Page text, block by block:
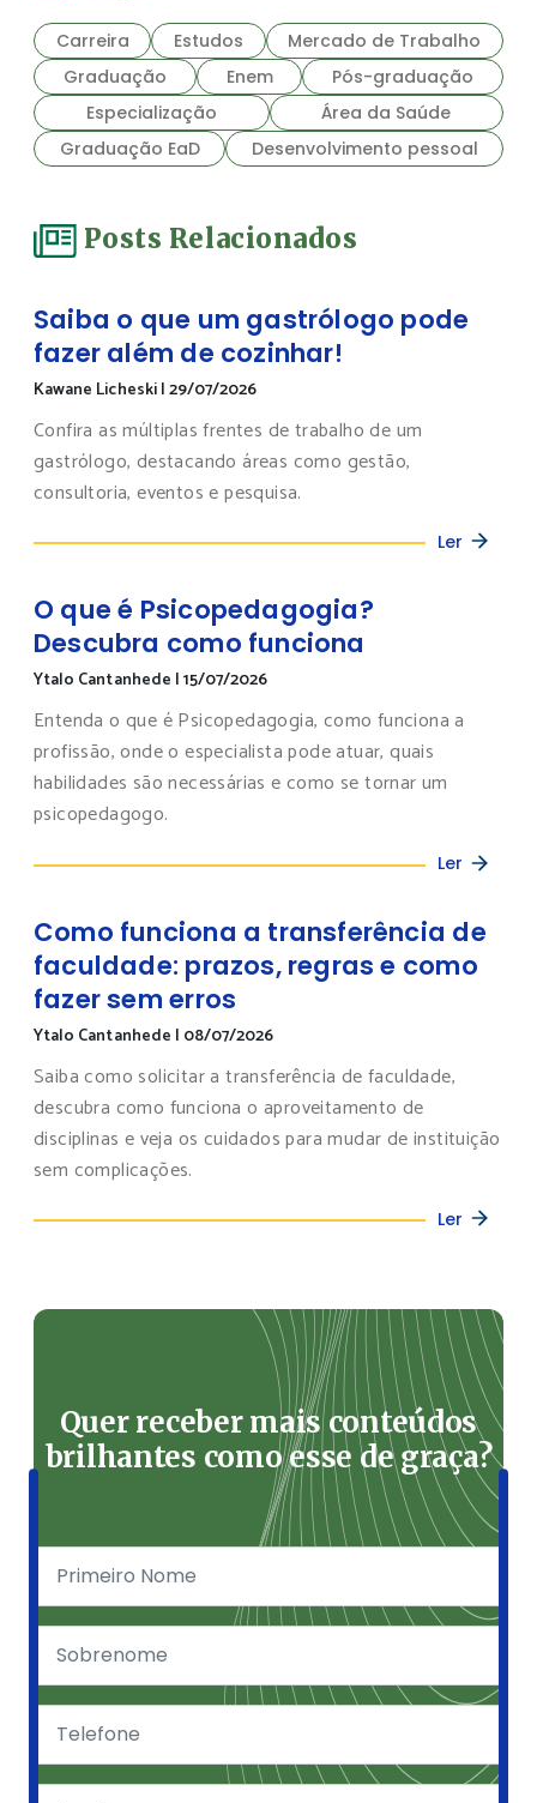
Carreira Estudos
Mercado de Trabalho
Graduação
Enem
Pós-graduação
Especialização
Área da Saúde
Graduação EaD
Desenvolvimento pessoal
Posts Relacionados
Saiba o que um gastrólogo pode
fazer além de cozinhar!
Kawane Licheski|29/07/2026
Confira as múltiplas frentes de trabalho de um
gastrólogo, destacando áreas como gestão,
consultoria, eventos e pesquisa.
Ler
O que é Psicopedagogia?
Descubra como funciona
Ytalo Cantanhede |15/07/2026
Entenda o que é Psicopedagogia, como funciona a
profissão, onde o especialista pode atuar, quais
habilidades são necessárias e como se tornar um
psicopedagogo.
Ler
Como funciona a transferência de
faculdade: prazos, regras e como
fazer sem erros
Ytalo Cantanhede | 08/07/2026
Saiba como solicitar a transferência de faculdade,
descubra como funciona o aproveitamento de
disciplinas e veja os cuidados para mudar de instituição
sem complicações.
Ler
Quer receber mais conteúdos
brilhantes como esse de graça?